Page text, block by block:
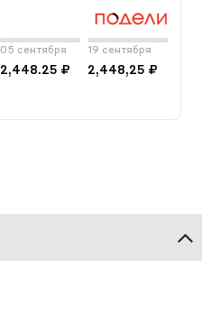
05 сентября
2,448.25 ₽
19 сентября
2,448,25 ₽